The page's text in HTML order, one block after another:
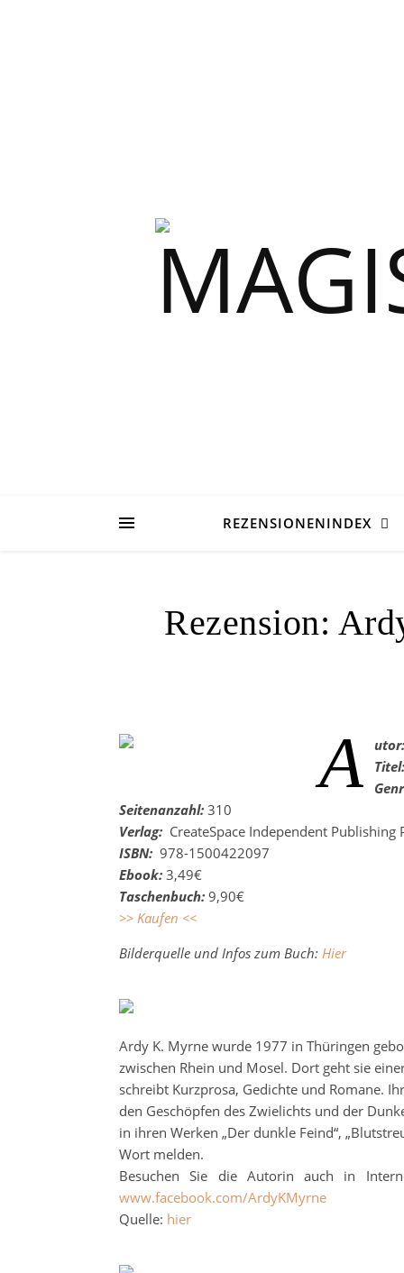
REZENSIONENINDEX
Rezension:
A utor:
Titel:
Seitenanzahl: 310
Verlag: CreateSpace Independent
ISBN: 978-1500422097
Ebook: 3,49€
Taschenbuch: 9,90€
>> Kaufen <<
Bilderquelle und Infos zum Buch: Hier
Ardy K. Myrne wurde 1977 in Thüringen
zwischen Rhein und Mosel. Dort geht sie
schreibt Kurzprosa, Gedichte und Romane.
den Geschöpfen des Zwielichts und der
in ihren Werken „Der dunkle Feind“,
Wort melden.
Besuchen Sie die Autorin auch in
www.facebook.com/ArdyKMyrne
Quelle: hier